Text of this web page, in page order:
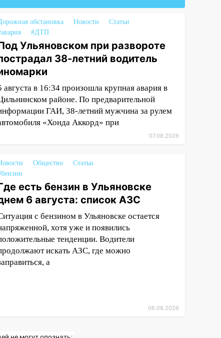
обстановка Новости
Статьи
#ДТП
Ульяновском при развороте
38-летний водитель
августа в 16:34 произошла крупная авария в
районе. По предварительной
ГАИ, 38-летний мужчина за рулем
«Хонда Аккорд» при
07.08.2026
Общество
Статьи
есть бензин в Ульяновске
6 августа: список АЗС
с бензином в Ульяновске остается
хотя уже и появились
тенденции. Водители
искать АЗС, где можно
а
06.08.2026